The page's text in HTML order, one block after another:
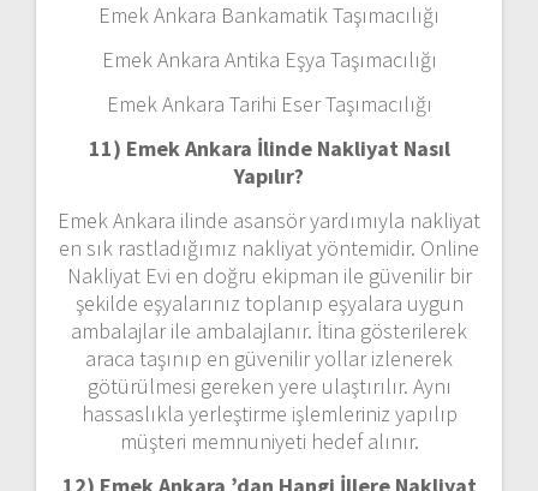
Emek Ankara Bankamatik Taşımacılığı
Emek Ankara Antika Eşya Taşımacılığı
Emek Ankara Tarihi Eser Taşımacılığı
11) Emek Ankara İlinde Nakliyat Nasıl
Yapılır?
Emek Ankara ilinde asansör yardımıyla nakliyat
en sık rastladığımız nakliyat yöntemidir. Online
Nakliyat Evi en doğru ekipman ile güvenilir bir
şekilde eşyalarınız toplanıp eşyalara uygun
ambalajlar ile ambalajlanır. İtina gösterilerek
araca taşınıp en güvenilir yollar izlenerek
götürülmesi gereken yere ulaştırılır. Aynı
hassaslıkla yerleştirme işlemleriniz yapılıp
müşteri memnuniyeti hedef alınır.